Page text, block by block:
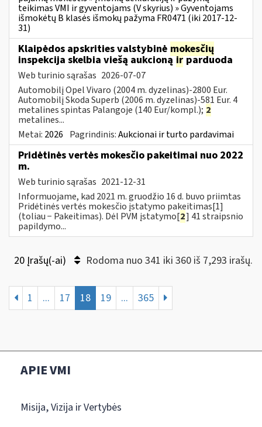
teikimas VMI ir gyventojams (V skyrius) » Gyventojams
išmokėtų B klasės išmokų pažyma FR0471 (iki 2017-12-
31)
Klaipėdos apskrities valstybinė mokesčių
inspekcija skelbia viešą aukcionąirparduoda
Web turinio sąrašas 2026-07-07
Automobilį Opel Vivaro (2004 m. dyzelinas)-2800 Eur.
Automobilį Skoda Superb (2006 m. dyzelinas)-581 Eur. 4
metalines spintas Palangoje (140 Eur/kompl.); 2
metalines...
Metai: 2026 Pagrindinis:Aukcionai ir turto pardavimai
Pridėtinės vertės mokesčio pakeitimai nuo 2022
m.
Web turinio sąrašas 2021-12-31
Informuojame, kad 2021 m. gruodžio 16 d. buvo priimtas
Pridėtinės vertės mokesčio įstatymo pakeitimas[1]
(toliau − Pakeitimas). Dėl PVM įstatymo[2] 41 straipsnio
papildymo...
20 Įrašų(-ai) Rodoma nuo 341 iki 360 iš 7,293 irašų.
1 ... 17 18 19 ... 365
APIE VMI
Misija, Vizija ir Vertybės